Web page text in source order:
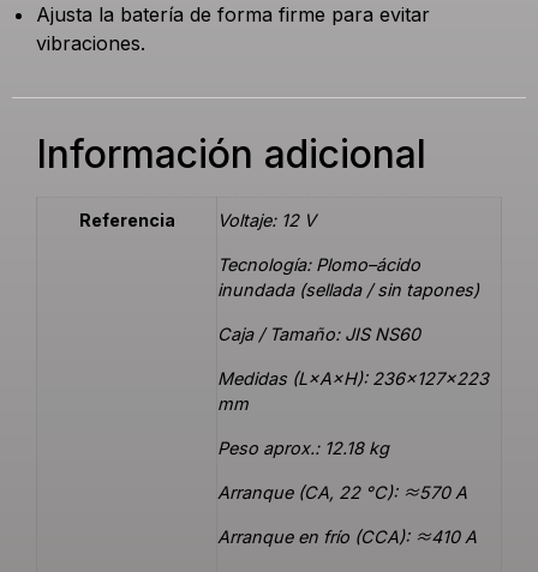
Ajusta la batería de forma firme para evitar
vibraciones.
Información adicional
Referencia Voltaje: 12 V
Tecnología: Plomo–ácido
inundada (sellada / sin tapones)
Caja / Tamaño: JIS NS60
Medidas (L×A×H): 236×127×223
mm
Peso aprox.: 12.18 kg
Arranque (CA, 22 °C): ≈570 A
Arranque en frío (CCA): ≈410 A